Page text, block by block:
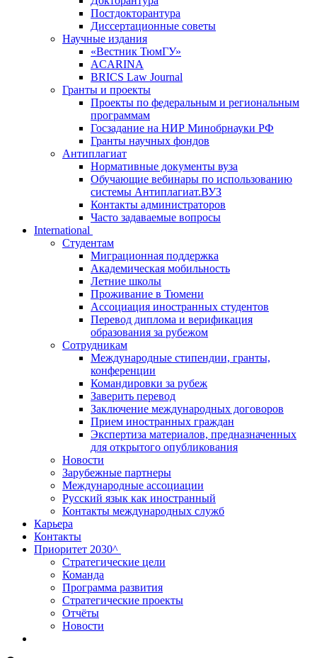
Постдокторантура
Диссертационные советы
Научные издания
«Вестник ТюмГУ»
ACARINA
BRICS Law Journal
Гранты и проекты
Проекты по федеральным и региональным
программам
Госзадание на НИР Минобрнауки РФ
Гранты научных фондов
Антиплагиат
Нормативные документы вуза
Обучающие вебинары по использованию
системы Антиплагиат.ВУЗ
Контакты администраторов
Часто задаваемые вопросы
International
Студентам
Миграционная поддержка
Академическая мобильность
Летние школы
Проживание в Тюмени
Ассоциация иностранных студентов
Перевод диплома и верификация
образования за рубежом
Сотрудникам
Международные стипендии, гранты,
конференции
Командировки за рубеж
Заверить перевод
Заключение международных договоров
Прием иностранных граждан
Экспертиза материалов, предназначенных
для открытого опубликования
Новости
Зарубежные партнеры
Международные ассоциации
Русский язык как иностранный
Контакты международных служб
Карьера
Контакты
Приоритет 2030^
Стратегические цели
Команда
Программа развития
Стратегические проекты
Отчёты
Новости